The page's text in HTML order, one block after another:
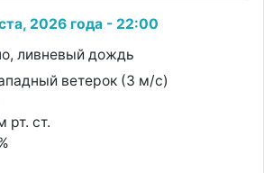
2026 года - 22:00
ливневый дождь
ветерок (3 м/с)
рт. ст.